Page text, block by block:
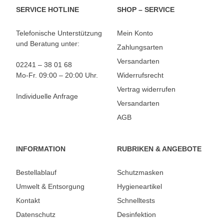
SERVICE HOTLINE
Telefonische Unterstützung
und Beratung unter:
02241 – 38 01 68
Mo-Fr. 09:00 – 20:00 Uhr.
Individuelle Anfrage
SHOP – SERVICE
Mein Konto
Zahlungsarten
Versandarten
Widerrufsrecht
Vertrag widerrufen
Versandarten
AGB
INFORMATION
Bestellablauf
Umwelt & Entsorgung
Kontakt
Datenschutz
RUBRIKEN & ANGEBOTE
Schutzmasken
Hygieneartikel
Schnelltests
Desinfektion